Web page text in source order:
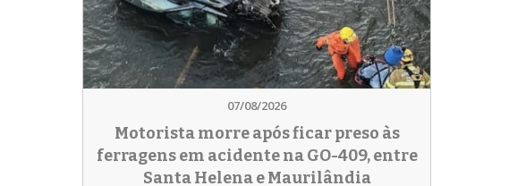
07/08/2026
Motorista morre após ficar preso às
ferragens em acidente na GO-409, entre
Santa Helena e Maurilândia